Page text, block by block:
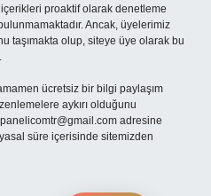
proaktif olarak denetleme
Ancak, üyelerimiz
taşımakta olup, siteye üye olarak bu
ücretsiz bir bilgi paylaşım
aykırı olduğunu
adresine
süre içerisinde sitemizden